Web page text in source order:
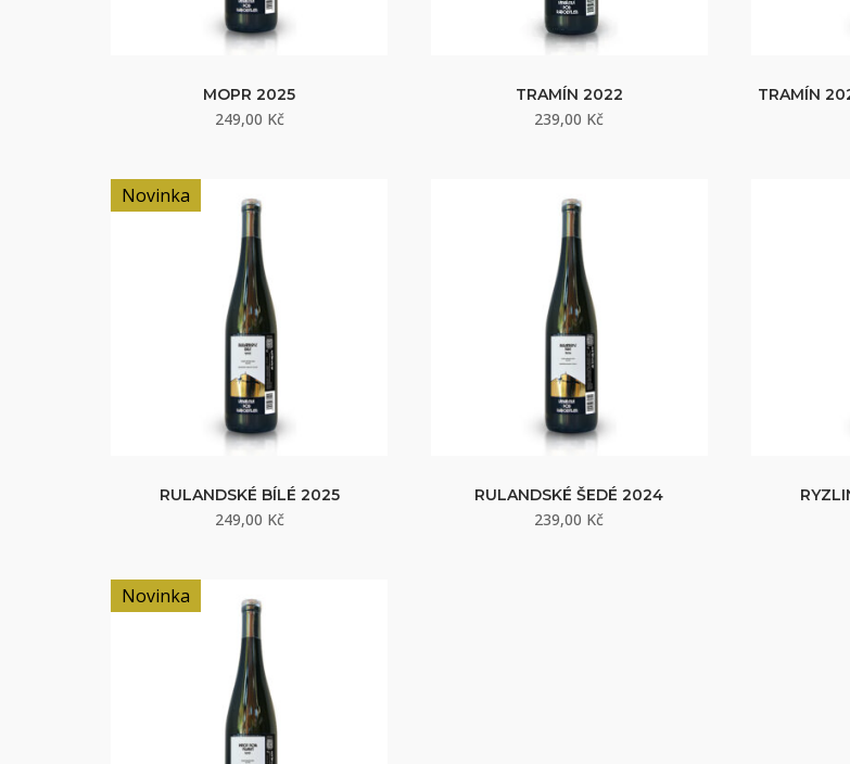
MOPR 2025
249,00 Kč
TRAMÍN 2022
239,00 Kč
TRAMÍN
Novinka
RULANDSKÉ BÍLÉ 2025
249,00 Kč
RULANDSKÉ ŠEDÉ 2024
239,00 Kč
Novinka